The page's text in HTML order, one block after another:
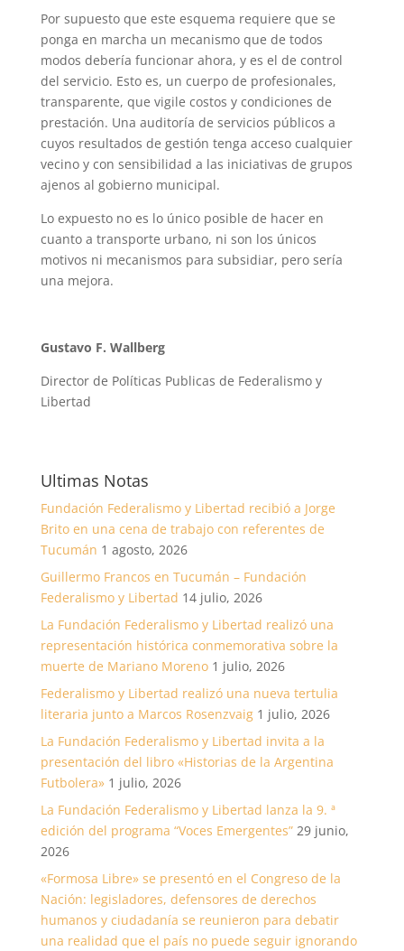
Por supuesto que este esquema requiere que se
ponga en marcha un mecanismo que de todos
modos debería funcionar ahora, y es el de control
del servicio. Esto es, un cuerpo de profesionales,
transparente, que vigile costos y condiciones de
prestación. Una auditoría de servicios públicos a
cuyos resultados de gestión tenga acceso cualquier
vecino y con sensibilidad a las iniciativas de grupos
ajenos al gobierno municipal.
Lo expuesto no es lo único posible de hacer en
cuanto a transporte urbano, ni son los únicos
motivos ni mecanismos para subsidiar, pero sería
una mejora.
Gustavo F. Wallberg
Director de Políticas Publicas de Federalismo y
Libertad
Ultimas Notas
Fundación Federalismo y Libertad recibió a Jorge
Brito en una cena de trabajo con referentes de
Tucumán 1 agosto, 2026
Guillermo Francos en Tucumán – Fundación
Federalismo y Libertad 14 julio, 2026
La Fundación Federalismo y Libertad realizó una
representación histórica conmemorativa sobre la
muerte de Mariano Moreno 1 julio, 2026
Federalismo y Libertad realizó una nueva tertulia
literaria junto a Marcos Rosenzvaig 1 julio, 2026
La Fundación Federalismo y Libertad invita a la
presentación del libro «Historias de la Argentina
Futbolera» 1 julio, 2026
La Fundación Federalismo y Libertad lanza la 9. ª
edición del programa “Voces Emergentes” 29 junio,
2026
«Formosa Libre» se presentó en el Congreso de la
Nación: legisladores, defensores de derechos
humanos y ciudadanía se reunieron para debatir
una realidad que el país no puede seguir ignorando